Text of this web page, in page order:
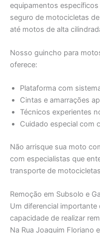
equipamentos
seguro de motocicletas
até motos de alta
Nosso guincho para
oferece:
Plataforma com
Cintas e amarrações
Técnicos experientes
Cuidado especial com
Não arrisque sua moto
com especialistas que
transporte de
Remoção em Subsolo e
Um diferencial
capacidade de realizar
Na Rua Joaquim Floriano